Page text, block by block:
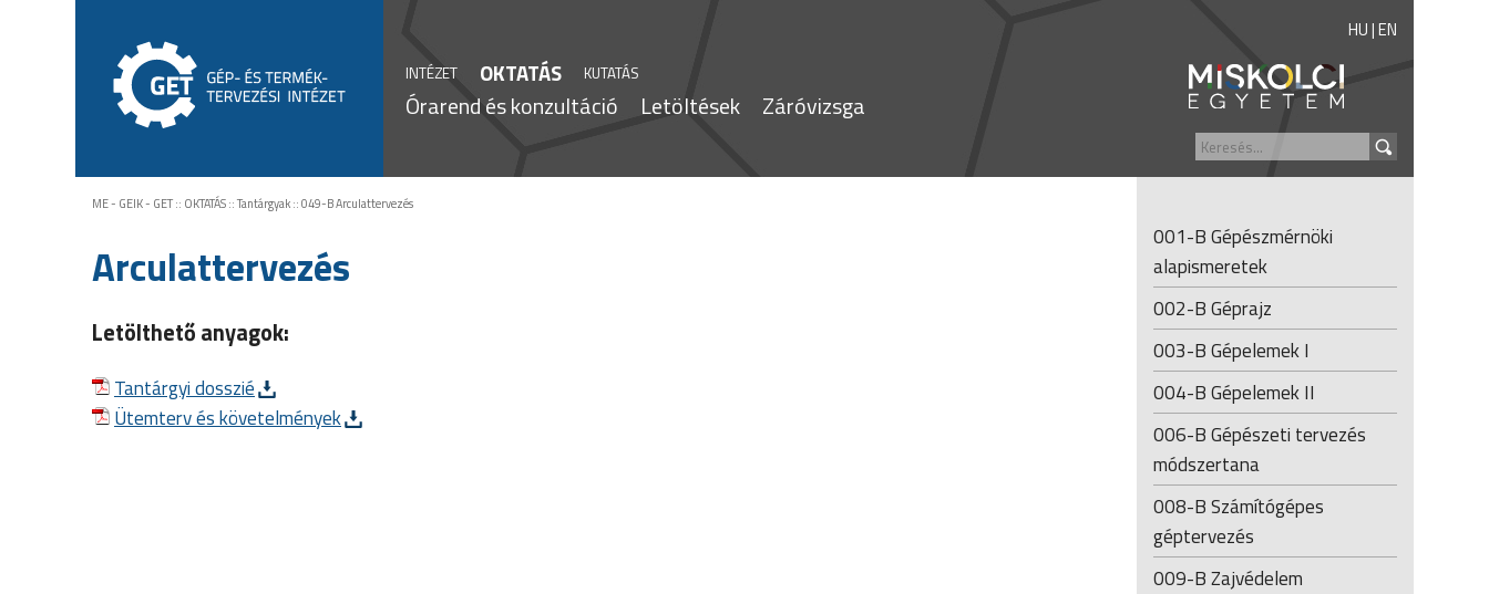
INTÉZET OKTATÁS KUTATÁS
Órarend és konzultáció Letöltések Záróvizsga
HU|EN
ME - GEIK - GET:: OKTATÁS::Tantárgyak::049-B Arculattervezés
Arculattervezés
Letölthető anyagok:
Tantárgyi dosszié
Ütemterv és követelmények
001-B Gépészmérnöki
alapismeretek
002-B Géprajz
003-B Gépelemek I
004-B Gépelemek II
006-B Gépészeti tervezés
módszertana
008-B Számítógépes
géptervezés
009-B Zajvédelem